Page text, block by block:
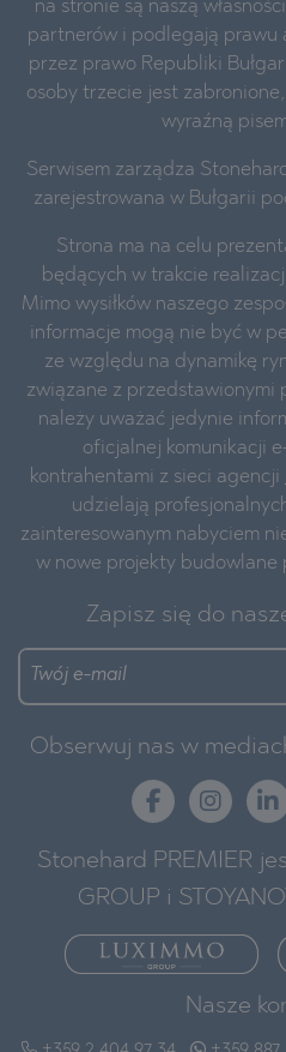
na stronie są naszą
partnerów i podlegają prawu
przez prawo Republiki
osoby trzecie jest
wyraźną
Serwisem zarządza
zarejestrowana w Bułgarii
Strona ma na celu
będących w trakcie
Mimo wysiłków naszego
informacje mogą nie być w
ze względu na dynamikę
związane z przedstawionymi
należy uważać jedynie
oficjalnej komunikacji
kontrahentami z sieci agencji
udzielają
zainteresowanym nabyciem
w nowe projekty budowlane
Zapisz się do
Obserwuj nas w
Stonehard PREMIER
GROUP i
Nasze